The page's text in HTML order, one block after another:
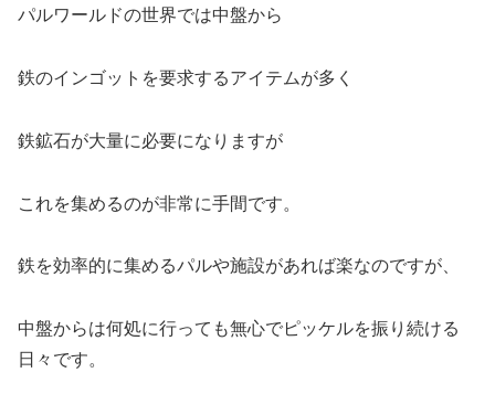
パルワールドの世界では中盤から
鉄のインゴットを要求するアイテムが多く
鉄鉱石が大量に必要になりますが
これを集めるのが非常に手間です。
鉄を効率的に集めるパルや施設があれば楽なのですが、
中盤からは何処に行っても無心でピッケルを振り続ける
日々です。